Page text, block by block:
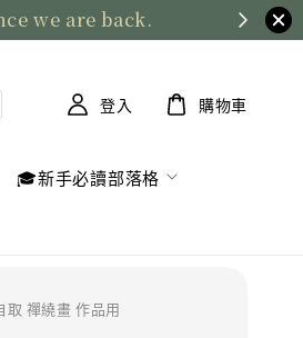
we are back.
🎓新手必讀部落格
登入 購物車
禪繞畫 作品用